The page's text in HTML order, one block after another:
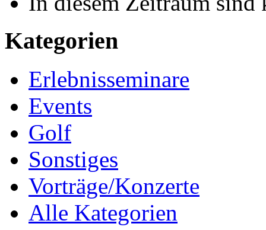
Kategorien
Erlebnisseminare
Events
Golf
Sonstiges
Vorträge/Konzerte
Alle Kategorien